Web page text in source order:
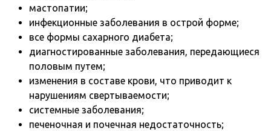
мастопатии;
инфекционные заболевания в острой форме;
все формы сахарного диабета;
диагностированные заболевания, передающиеся
половым путем;
изменения в составе крови, что приводит к
нарушениям свертываемости;
системные заболевания;
печеночная и почечная недостаточность;